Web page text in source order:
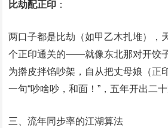
比劫配正印 ‌：
两口子都是比劫（如甲乙木扎堆），
个正印通关的——就像东北那对开饺
为擀皮拌馅吵架，自从把丈母娘（正
一句“吵啥吵，和面！”，五年开出二十
三、流年同步率的江湖算法